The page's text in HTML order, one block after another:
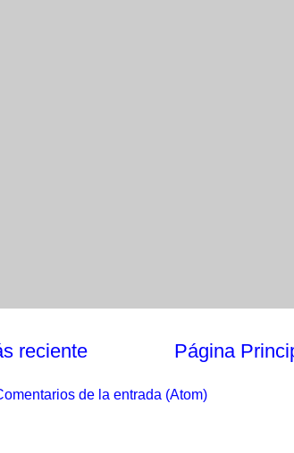
reciente Página
de la entrada (Atom)